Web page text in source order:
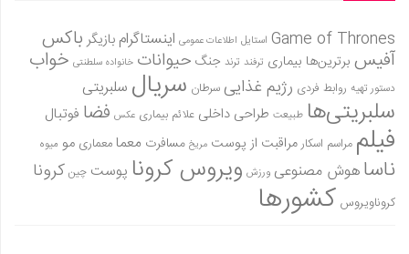
Game of Thrones استایل اطلاعات عمومی اینستاگرام بازیگر باکس
آفیس برترین‌ها بیماری ترفند ترند جنگ حیوانات خانواده سلطنتی خواب
دستور تهیه روابط فردی رژیم غذاییسرطان سریال سلبریتی
سلبریتی‌ها طبیعت طراحی داخلی علائم بیماری عکس فضا فوتبال
فیلم مراسم اسکارمراقبت از پوست مریخ مسافرت معمامعماری مو میوه
ناساهوش مصنوعی ورزش ویروس کرونا پوست چین کرونا
کروناویروس کشورها